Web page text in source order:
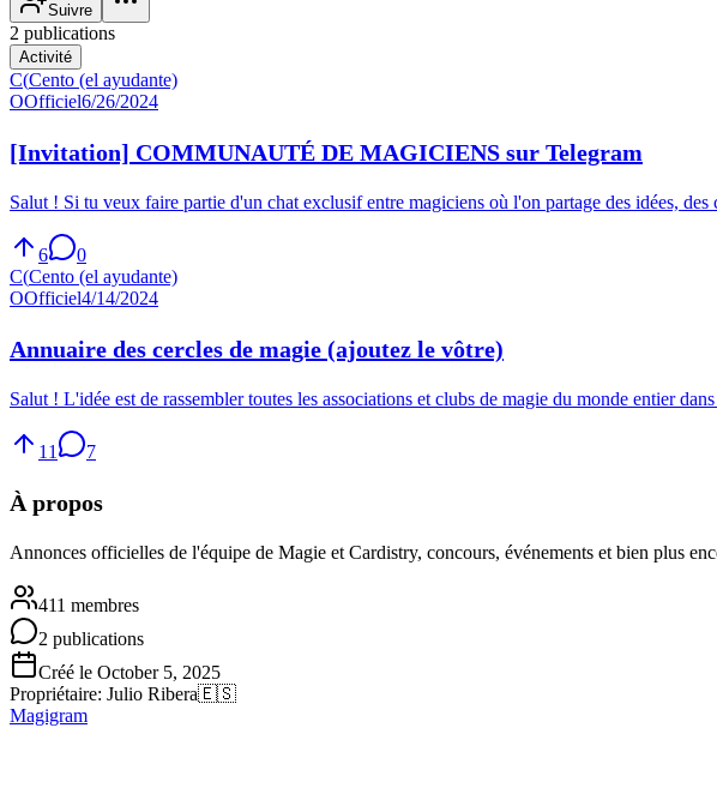
Suivre
2 publications
Activité
C(Cento (el ayudante)
OOfficiel6/26/2024
[Invitation] COMMUNAUTÉ DE MAGICIENS sur Telegram
Salut ! Si tu veux faire partie d'un chat exclusif entre magiciens où l'on partage des idées,
6
0
C(Cento (el ayudante)
OOfficiel4/14/2024
Annuaire des cercles de magie (ajoutez le vôtre)
Salut ! L'idée est de rassembler toutes les associations et clubs de magie du monde entier
11 7
À propos
Annonces officielles de l'équipe de Magie et Cardistry, concours, événements et bien plus
411 membres
2 publications
Créé le October 5, 2025
Propriétaire: Julio Ribera🇪🇸
Magigram